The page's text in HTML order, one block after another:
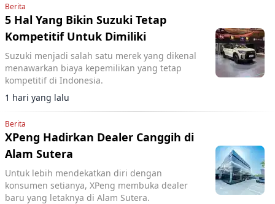
Berita
5 Hal Yang Bikin Suzuki Tetap
Kompetitif Untuk Dimiliki
Suzuki menjadi salah satu merek yang dikenal
menawarkan biaya kepemilikan yang tetap
kompetitif di Indonesia.
1 hari yang lalu
Berita
XPeng Hadirkan Dealer Canggih di
Alam Sutera
Untuk lebih mendekatkan diri dengan
konsumen setianya, XPeng membuka dealer
baru yang letaknya di Alam Sutera.